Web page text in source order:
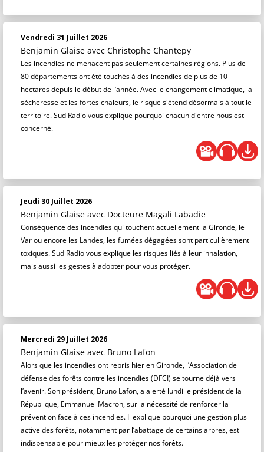
Vendredi 31 Juillet 2026
Benjamin Glaise avec Christophe Chantepy
Les incendies ne menacent pas seulement certaines régions. Plus de
80 départements ont été touchés à des incendies de plus de 10
hectares depuis le début de l’année. Avec le changement climatique, la
sécheresse et les fortes chaleurs, le risque s'étend désormais à tout le
territoire. Sud Radio vous explique pourquoi chacun d'entre nous est
concerné.
Jeudi 30 Juillet 2026
Benjamin Glaise avec Docteure Magali Labadie
Conséquence des incendies qui touchent actuellement la Gironde, le
Var ou encore les Landes, les fumées dégagées sont particulièrement
toxiques. Sud Radio vous explique les risques liés à leur inhalation,
mais aussi les gestes à adopter pour vous protéger.
Mercredi 29 Juillet 2026
Benjamin Glaise avec Bruno Lafon
Alors que les incendies ont repris hier en Gironde, l’Association de
défense des forêts contre les incendies (DFCI) se tourne déjà vers
l’avenir. Son président, Bruno Lafon, a alerté lundi le président de la
République, Emmanuel Macron, sur la nécessité de renforcer la
prévention face à ces incendies. Il explique pourquoi une gestion plus
active des forêts, notamment par l’abattage de certains arbres, est
indispensable pour mieux les protéger nos forêts.